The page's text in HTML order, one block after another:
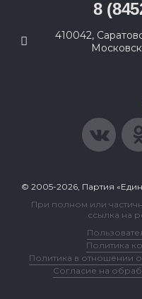
8
410042,
© 2005-2026, Партия
При полном или
ссылка на
Политика
Политика в отношении
Согласие на